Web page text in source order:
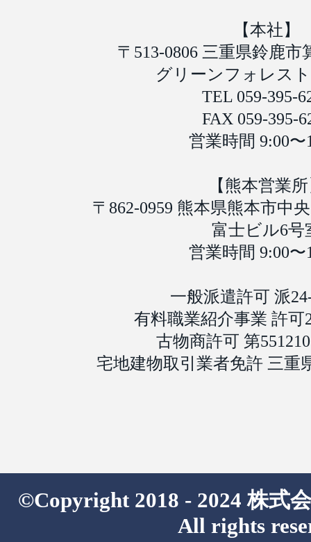
【本社】
〒513-0806 三重県鈴鹿市
グリーンフォレス
TEL 059-395-
FAX 059-395-
営業時間 9:00〜
【熊本営業
〒862-0959 熊本県熊本市中
富士ビル6号
営業時間 9:00〜
一般派遣許可 派
有料職業紹介事業 許可
古物商許可 第
宅地建物取引業者免許 三重
©Copyright 2018 - 2024 株式
All rights